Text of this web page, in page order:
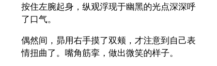
按住左腕起身，纵观浮现于幽黑的光点深深呼
了口气。
偶然间，昴用右手摸了双颊，才注意到自己表
情扭曲了。嘴角筋挛，做出微笑的样子。